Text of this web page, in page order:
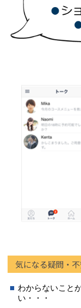
気になる疑問・
わからないこと
い・・・